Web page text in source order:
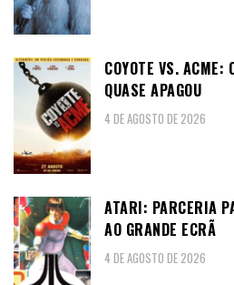
COYOTE VS. ACME:
QUASE APAGOU
4 DE AGOSTO DE 2026
ATARI: PARCERIA
AO GRANDE ECRÃ
4 DE AGOSTO DE 2026